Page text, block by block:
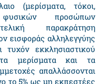
(μερίσματα, τόκοι,
προσώπων
παρακράτηση
εισφοράς αλληλεγγύης
τυχόν εκκλησιαστικού
μερίσματα και τα
απαλλάσσονται
το 5% ως μη εκπεστέες